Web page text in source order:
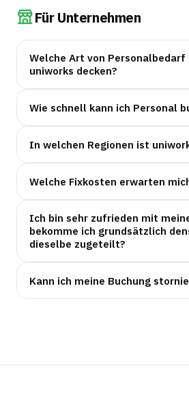
Für Unternehmen
Welche Art von Personalbedarf
uniworks decken?
Wie schnell kann ich Personal
In welchen Regionen ist
Welche Fixkosten erwarten
Ich bin sehr zufrieden mit
bekomme ich grundsätzlich
dieselbe zugeteilt?
Kann ich meine Buchung